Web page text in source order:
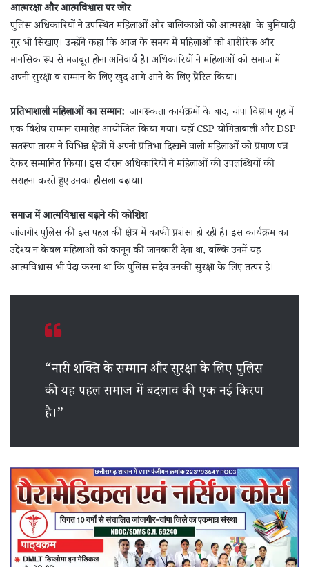
आत्मरक्षा और आत्मविश्वास पर जोर
पुलिस अधिकारियों ने उपस्थित महिलाओं और बालिकाओं को आत्मरक्षा के बुनियादी
गुर भी सिखाए। उन्होंने कहा कि आज के समय में महिलाओं को शारीरिक और
मानसिक रूप से मजबूत होना अनिवार्य है। अधिकारियों ने महिलाओं को समाज में
अपनी सुरक्षा व सम्मान के लिए खुद आगे आने के लिए प्रेरित किया।
प्रतिभाशाली महिलाओं का सम्मान: जागरूकता कार्यक्रमों के बाद, चांपा विश्राम गृह में
एक विशेष सम्मान समारोह आयोजित किया गया। यहाँ CSP योगिताबाली और DSP
सतरूपा तारम ने विभिन्न क्षेत्रों में अपनी प्रतिभा दिखाने वाली महिलाओं को प्रमाण पत्र
देकर सम्मानित किया। इस दौरान अधिकारियों ने महिलाओं की उपलब्धियों की
सराहना करते हुए उनका हौसला बढ़ाया।
समाज में आत्मविश्वास बढ़ाने की कोशिश
जांजगीर पुलिस की इस पहल की क्षेत्र में काफी प्रशंसा हो रही है। इस कार्यक्रम का
उद्देश्य न केवल महिलाओं को कानून की जानकारी देना था, बल्कि उनमें यह
आत्मविश्वास भी पैदा करना था कि पुलिस सदैव उनकी सुरक्षा के लिए तत्पर है।
“नारी शक्ति के सम्मान और सुरक्षा के लिए पुलिस
की यह पहल समाज में बदलाव की एक नई किरण
है।”